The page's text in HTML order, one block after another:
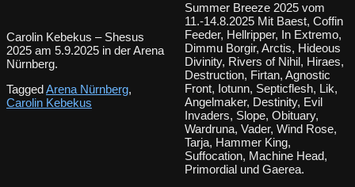
Carolin Kebekus – Shesus
2025 am 5.9.2025 in der Arena
Nürnberg.
TaggedArena Nürnberg,
Carolin Kebekus
Summer Breeze 2025 vom
11.-14.8.2025 Mit Baest, Coffin
Feeder, Hellripper, In Extremo,
Dimmu Borgir, Arctis, Hideous
Divinity, Rivers of Nihil, Hiraes,
Destruction, Firtan, Agnostic
Front, Iotunn, Septicflesh, Lik,
Angelmaker, Destinity, Evil
Invaders, Slope, Obituary,
Wardruna, Vader, Wind Rose,
Tarja, Hammer King,
Suffocation, Machine Head,
Primordial und Gaerea.